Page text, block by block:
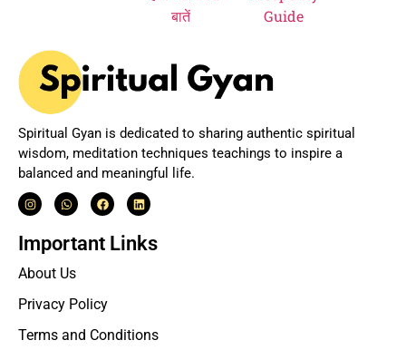
Spiritual Gyan is dedicated to sharing authentic spiritual
wisdom, meditation techniques teachings to inspire a
balanced and meaningful life.
Important Links
About Us
Privacy Policy
Terms and Conditions